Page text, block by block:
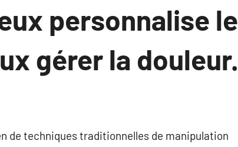
personnalise le
gérer la douleur.
de techniques traditionnelles de manipulation